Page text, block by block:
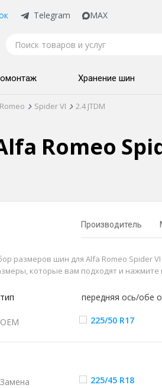
Telegram MAX
Хранение шин
Spider VI 2.4 JTDM
Romeo
Производитель
размеров шин для Alfa Romeo Spider VI
которые вам подходят и
тип передняя ось/обе
ОЕМ 225/50 R17
Замена 225/45 R18